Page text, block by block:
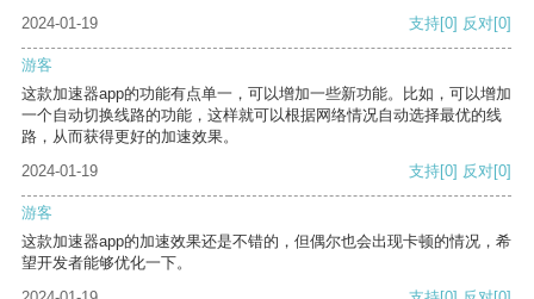
2024-01-19
支持[0] 反对[0]
游客
这款加速器app的功能有点单一，可以增加一些新功能。比如，可以增加
一个自动切换线路的功能，这样就可以根据网络情况自动选择最优的线
路，从而获得更好的加速效果。
2024-01-19
支持[0] 反对[0]
游客
这款加速器app的加速效果还是不错的，但偶尔也会出现卡顿的情况，希
望开发者能够优化一下。